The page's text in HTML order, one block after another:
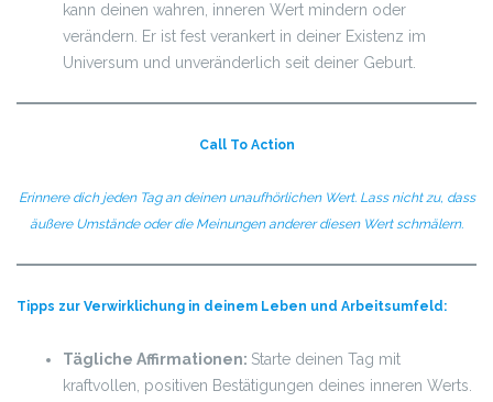
kann deinen wahren, inneren Wert mindern oder
verändern. Er ist fest verankert in deiner Existenz im
Universum und unveränderlich seit deiner Geburt.
Call To Action
Erinnere dich jeden Tag an deinen unaufhörlichen Wert. Lass nicht zu, dass
äußere Umstände oder die Meinungen anderer diesen Wert schmälern.
Tipps zur Verwirklichung in deinem Leben und Arbeitsumfeld:
Tägliche Affirmationen: Starte deinen Tag mit
kraftvollen, positiven Bestätigungen deines inneren Werts.